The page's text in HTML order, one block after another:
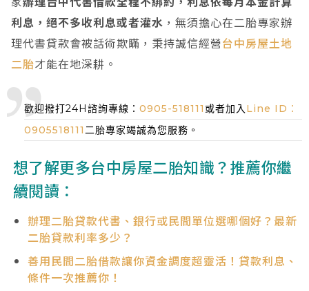
利息，絕不多收利息或者灌水 ，無須擔心在二胎專家辦
理代書貸款會被話術欺瞞，秉持誠信經營台中房屋土地
二胎才能在地深耕。
歡迎撥打24H諮詢專線： 0905-518111 或者加入 Line ID：
0905518111二胎專家竭誠為您服務。
想了解更多台中房屋二胎知識？推薦你繼
續閱讀：
辦理二胎貸款代書、銀行或民間單位選哪個好？最新
二胎貸款利率多少？
善用民間二胎借款讓你資金調度超靈活！貸款利息、
條件一次推薦你！